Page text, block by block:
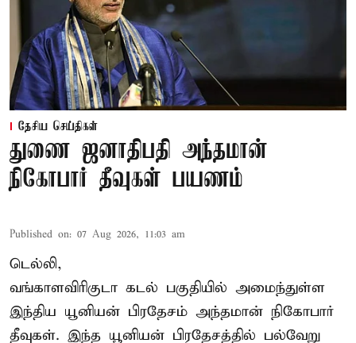
தேசிய செய்திகள்
துணை ஜனாதிபதி அந்தமான்
நிகோபார் தீவுகள் பயணம்
Published on: 07 Aug 2026, 11:03 am
டெல்லி,
வங்காளவிரிகுடா கடல் பகுதியில் அமைந்துள்ள
இந்திய யூனியன் பிரதேசம் அந்தமான் நிகோபார்
தீவுகள். இந்த யூனியன் பிரதேசத்தில் பல்வேறு